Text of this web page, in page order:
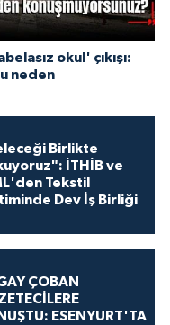
okul' çıkışı:
neden
Birlikte
İTHİB ve
Tekstil
Dev İş Birliği
ÇOBAN
ESENYURT'TA